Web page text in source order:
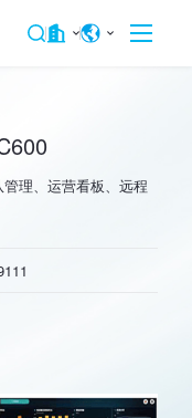
理、运营看板、远程